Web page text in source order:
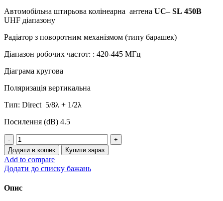
Автомобільна штирьова колінеарна антена UC– SL 450В
UHF діапазону
Радіатор з поворотним механізмом (типу барашек)
Діапазон робочих частот: : 420-445 МГц
Діаграма кругова
Поляризація вертикальна
Тип: Direct 5/8λ + 1/2λ
Посилення (dB) 4.5
Автомобільна
антена
Tran-
Max
UC-
450В
Додати в кошик Купити зараз
Add to compare
Додати до списку бажань
Опис